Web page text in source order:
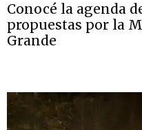
Conocé la agenda
propuestas por la
Grande